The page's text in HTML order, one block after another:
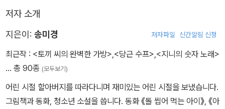
고 생각했어.
저자 소개
지은이: 송미경 저자파일 신간알림 신청
최근작 : <토끼 씨의 완벽한 가방>,<당근 수프>,<지니의 숫자 노래>
… 총 90종 (모두보기)
어린 시절 할아버지를 따라다니며 재미있는 어린 시절을 보냈습니다.
그림책과 동화, 청소년 소설을 씁니다. 동화 《돌 씹어 먹는 아이》, 《아